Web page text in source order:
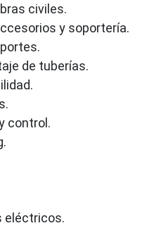
civiles.
y soportería.
de tuberías.
control.
eléctricos.